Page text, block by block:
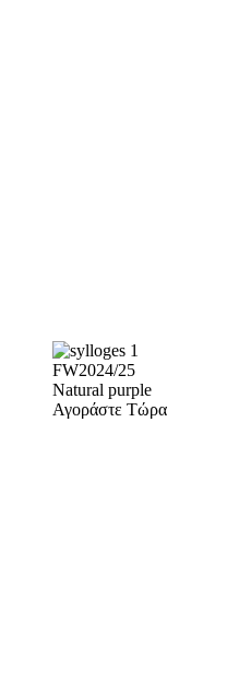
FW2024/25
Natural purple
Αγοράστε Τώρα